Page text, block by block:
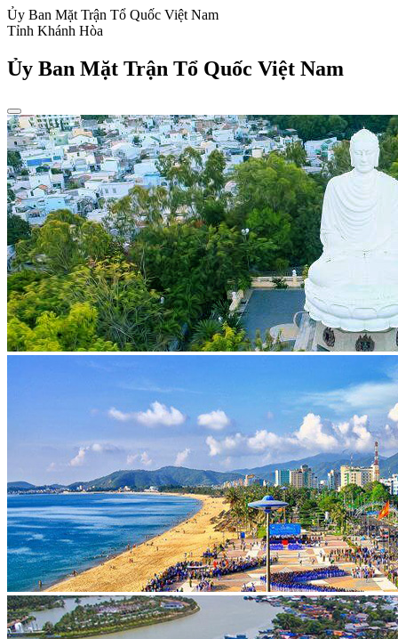
Ủy Ban Mặt Trận Tổ Quốc Việt Nam
Tỉnh Khánh Hòa
Ủy Ban Mặt Trận Tổ Quốc Việt Nam